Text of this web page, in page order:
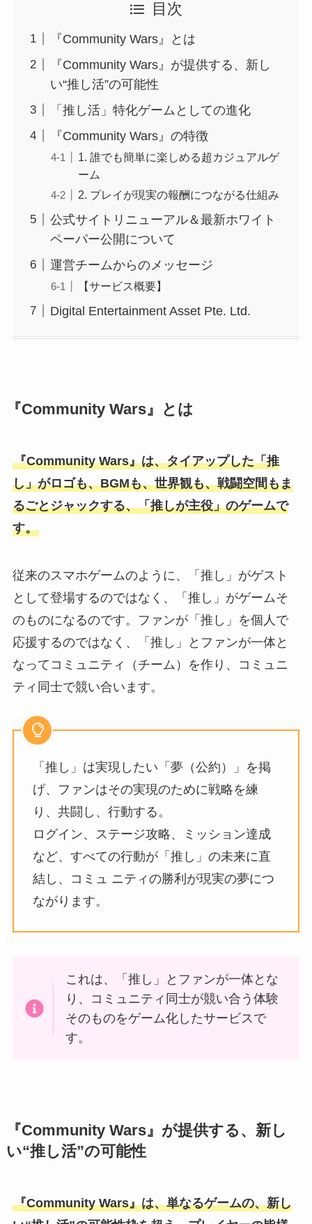
目次
『Community Wars』とは
『Community Wars』が提供する、新し
い“推し活”の可能性
「推し活」特化ゲームとしての進化
『Community Wars』の特徴
1. 誰でも簡単に楽しめる超カジュアルゲ
ーム
2. プレイが現実の報酬につながる仕組み
公式サイトリニューアル＆最新ホワイト
ペーパー公開について
運営チームからのメッセージ
【サービス概要】
Digital Entertainment Asset Pte. Ltd.
『Community Wars』とは
『Community Wars』は、タイアップした「推
し」がロゴも、BGMも、世界観も、戦闘空間もま
るごとジャックする、「推しが主役」のゲームで
す。
従来のスマホゲームのように、「推し」がゲスト
として登場するのではなく、「推し」がゲームそ
のものになるのです。ファンが「推し」を個⼈で
応援するのではなく、「推し」とファンが⼀体と
なってコミュニティ（チーム）を作り、コミュニ
ティ同⼠で競い合います。
「推し」は実現したい「夢（公約）」を掲
げ、ファンはその実現のために戦略を練
り、共闘し、⾏動する。
ログイン、ステージ攻略、ミッション達成
など、すべての⾏動が「推し」の未来に直
結し、コミュ ニティの勝利が現実の夢につ
ながります。
これは、「推し」とファンが⼀体とな
り、コミュニティ同⼠が競い合う体験
そのものをゲーム化したサービスで
す。
『Community Wars』が提供する、新し
い“推し活”の可能性
『Community Wars』は、単なるゲームの、新し